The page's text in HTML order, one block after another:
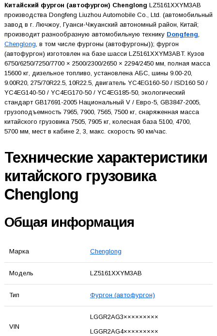
Китайский фургон (автофургон) Chenglong LZ5161XXYM3AB
производства Dongfeng Liuzhou Automobile Co., Ltd. (автомобильный
завод в г. Лючжоу, Гуанси-Чжуанский автономный район, Китай;
производит разнообразную автомобильную технику Dongfeng
Chenglong , в том числе фургоны (автофургоны)); фургон
(автофургон) изготовлен на базе шасси LZ5161XXYM3ABT. Кузов
6750/6250/7250/7700 × 2500/2300/2650 × 2294/2450 мм, полная масса
15600 кг, дизельное топливо, установлена АБС, шины 9.00-20,
9.00R20, 275/70R22.5, 10R22.5, двигатель YC4EG160-50 / ISD160 50 /
YC4EG140-50 / YC4EG170-50 / YC4EG185-50, экологический
стандарт GB17691-2005 Национальный V / Евро-5, GB3847-2005,
грузоподъемность 7965, 7900, 7565, 7500 кг, снаряженная масса
китайского грузовика 7505, 7905 кг, колесная база 5100, 4700,
5700 мм, мест в кабине 2, 3, макс. скорость 90 км/час.
Технические характеристики
китайского грузовика
Chenglong
Общая информация
Марка Chenglong
Модель LZ5161XXYM3AB
Тип Фургон (автофургон)
VIN
LGGR2AG3×××××××××
LGGR2AG4×××××××××